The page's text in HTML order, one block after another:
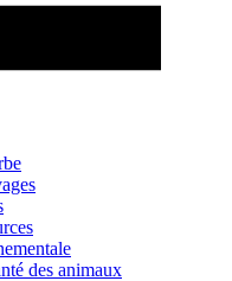
des animaux